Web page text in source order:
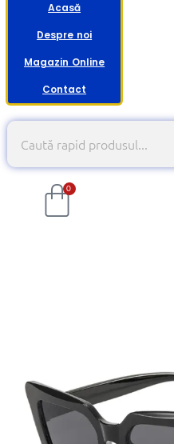
Acasă
Despre noi
Magazin Online
Contact
0